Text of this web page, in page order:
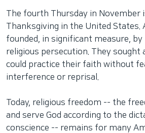
The fourth Thursday in November
Thanksgiving in the United States.
founded, in significant measure, by
religious persecution. They sought
could practice their faith without
interference or reprisal.
Today, religious freedom -- the
and serve God according to the
conscience -- remains for many